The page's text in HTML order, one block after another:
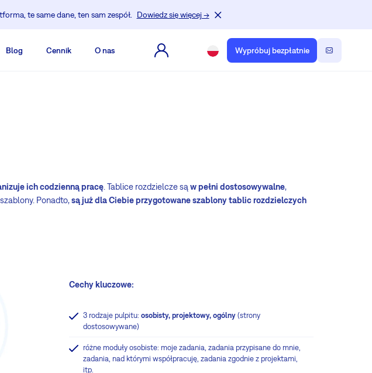
te same dane, ten sam zespół. Dowiedz się więcej →
Blog Cennik O nas Wypróbuj bezpłatnie
ich codzienną pracę. Tablice rozdzielcze są w pełni dostosowywalne,
Ponadto,są już dla Ciebie przygotowane szablony tablic rozdzielczych
Cechy kluczowe:
3 rodzaje pulpitu:osobisty, projektowy, ogólny (strony
dostosowywane)
różne moduły osobiste: moje zadania, zadania przypisane do mnie,
zadania, nad którymi współpracuję, zadania zgodnie z projektami,
itp.